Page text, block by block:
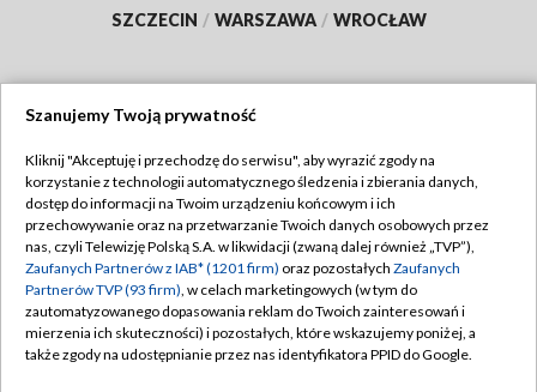
SZCZECIN / WARSZAWA / WROCŁAW
TVP
Abonament TVP
Emisja w TVP
Centrum informacji TVP
Naziemna Telewizja Cyfrowa
Regulamin TVP
Polityka prywatności
Moje zgody
Pomoc
Szanujemy Twoją prywatność
Kliknij "Akceptuję i przechodzę do serwisu", aby wyrazić zgody na
korzystanie z technologii automatycznego śledzenia i zbierania danych,
dostęp do informacji na Twoim urządzeniu końcowym i ich
przechowywanie oraz na przetwarzanie Twoich danych osobowych przez
nas, czyli Telewizję Polską S.A. w likwidacji (zwaną dalej również „TVP”),
Zaufanych Partnerów z IAB* (1201 firm) oraz pozostałych Zaufanych
Partnerów TVP (93 firm), w celach marketingowych (w tym do
zautomatyzowanego dopasowania reklam do Twoich zainteresowań i
mierzenia ich skuteczności) i pozostałych, które wskazujemy poniżej, a
także zgody na udostępnianie przez nas identyfikatora PPID do Google.